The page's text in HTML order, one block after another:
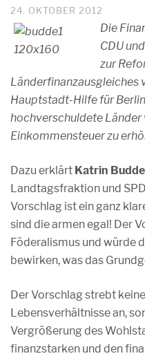
24. OKTOBER 2012
Die
CDU
zur
Länderfinanzausgleiches
Hauptstadt-Hilfe für
hochverschuldete Länder
Einkommensteuer zu
Dazu erklärt Katrin Budde
Landtagsfraktion und
Vorschlag ist ein ganz
sind die armen egal! Der
Föderalismus und würde
bewirken, was das
Der Vorschlag strebt
Lebensverhältnisse an,
Vergrößerung des
finanzstarken und den